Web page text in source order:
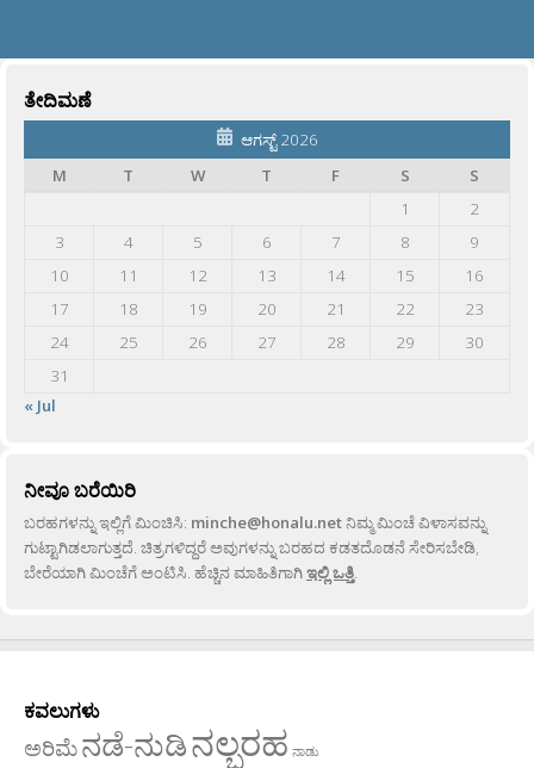
ತೇದಿಮಣೆ
ಆಗಸ್ಟ್ 2026
M
T W T F S
S
1
2
3
4 5 6 7 8
9
10
11 12 13 14 15
16
17
18 19 20 21 22
23
24
25 26 27 28 29
30
31
« Jul
ನೀವೂ ಬರೆಯಿರಿ
ಬರಹಗಳನ್ನು ಇಲ್ಲಿಗೆ ಮಿಂಚಿಸಿ: minche@honalu.netನಿಮ್ಮ ಮಿಂಚೆ ವಿಳಾಸವನ್ನು
ಗುಟ್ಟಾಗಿಡಲಾಗುತ್ತದೆ. ಚಿತ್ರಗಳಿದ್ದರೆ ಅವುಗಳನ್ನು ಬರಹದ ಕಡತದೊಡನೆ ಸೇರಿಸಬೇಡಿ,
ಬೇರೆಯಾಗಿ ಮಿಂಚೆಗೆ ಅಂಟಿಸಿ. ಹೆಚ್ಚಿನ ಮಾಹಿತಿಗಾಗಿಇಲ್ಲಿ ಒತ್ತಿ.
ಕವಲುಗಳು
ಅರಿಮೆನಡೆ-ನುಡಿನಲ್ಬರಹ ನಾಡು